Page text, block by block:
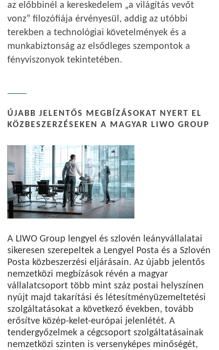
az előbbinél a kereskedelem „a világítás vevőt
vonz” filozófiája érvényesül, addig az utóbbi
terekben a technológiai követelmények és a
munkabiztonság az elsődleges szempontok a
fényviszonyok tekintetében.
ÚJABB JELENTŐS MEGBÍZÁSOKAT NYERT EL
KÖZBESZERZÉSEKEN A MAGYAR LIWO GROUP
A LIWO Group lengyel és szlovén leányvállalatai
sikeresen szerepeltek a Lengyel Posta és a Szlovén
Posta közbeszerzési eljárásain. Az újabb jelentős
nemzetközi megbízások révén a magyar
vállalatcsoport több mint száz postai helyszínen
nyújt majd takarítási és létesítményüzemeltetési
szolgáltatásokat a következő években, tovább
erősítve közép-kelet-európai jelenlétét. A
tendergyőzelmek a cégcsoport szolgáltatásainak
nemzetközi szinten is versenyképes minőségét,